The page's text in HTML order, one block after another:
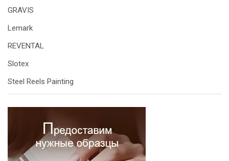
GRAVIS
Lemark
REVENTAL
Slotex
Steel Reels Painting